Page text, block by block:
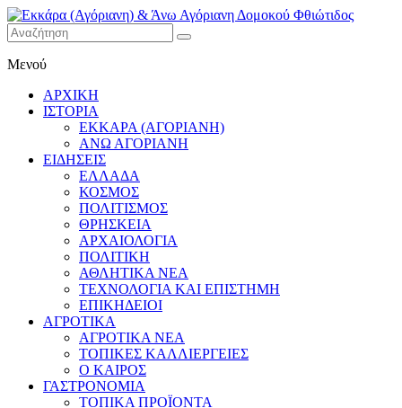
Εκκάρα
(Αγόριανη)
& Άνω
Αγόριανη
Δομοκού
Φθιώτιδος
Μενού
ΑΡΧΙΚΗ
ΙΣΤΟΡΙΑ
ΕΚΚΑΡΑ (ΑΓΟΡΙΑΝΗ)
ΑΝΩ ΑΓΟΡΙΑΝΗ
ΕΙΔΗΣΕΙΣ
ΕΛΛΑΔΑ
ΚΟΣΜΟΣ
ΠΟΛΙΤΙΣΜΟΣ
ΘΡΗΣΚΕΙΑ
ΑΡΧΑΙΟΛΟΓΙΑ
ΠΟΛΙΤΙΚΗ
ΑΘΛΗΤΙΚΑ ΝΕΑ
ΤΕΧΝΟΛΟΓΙΑ ΚΑΙ ΕΠΙΣΤΗΜΗ
ΕΠΙΚΗΔΕΙΟΙ
ΑΓΡΟΤΙΚΑ
ΑΓΡΟΤΙΚΑ ΝΕΑ
ΤΟΠΙΚΕΣ ΚΑΛΛΙΕΡΓΕΙΕΣ
Ο ΚΑΙΡΟΣ
ΓΑΣΤΡΟΝΟΜΙΑ
ΤΟΠΙΚΑ ΠΡΟΪΟΝΤΑ